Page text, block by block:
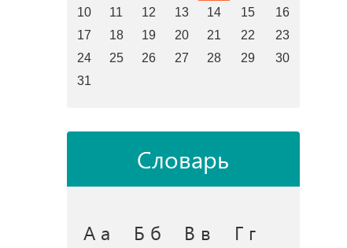
10
11 12 13 14 15
16
17
18 19 20 21 22
23
24
25 26 27 28 29
30
31
Словарь
А а Б б В в
Г г